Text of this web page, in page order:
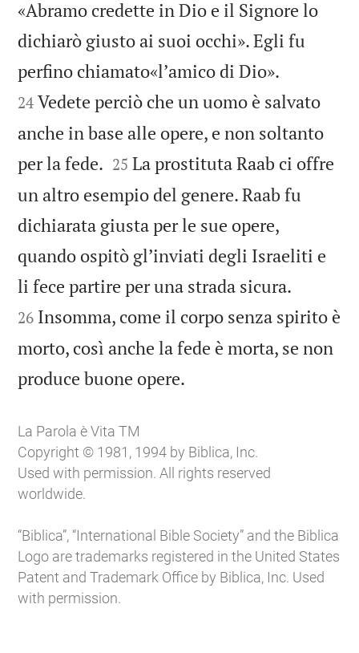
«Abramo credette in Dio e il Signore lo
dichiarò giusto ai suoi occhi». Egli fu
perfino chiamato«lʼamico di Dio».
24 Vedete perciò che un uomo è salvato
anche in base alle opere, e non soltanto
per la fede. 

25 La prostituta Raab ci offre
un altro esempio del genere. Raab fu
dichiarata giusta per le sue opere,
quando ospitò glʼinviati degli Israeliti e
li fece partire per una strada sicura.
26 Insomma, come il corpo senza spirito è
morto, così anche la fede è morta, se non
produce buone opere.
La Parola è Vita TM
Copyright © 1981, 1994 by Biblica, Inc.
Used with permission. All rights reserved
worldwide.
“Biblica”, “International Bible Society” and the Biblica
Logo are trademarks registered in the United States
Patent and Trademark Office by Biblica, Inc. Used
with permission.